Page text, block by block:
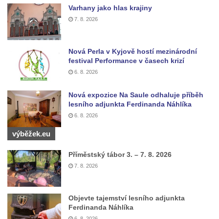
Kašna na návsi ve Strupčicích
Studna u kostela Narození Panny Marie v
Libochovanech
Kašna na náměstí Tomáše Garrigue
Masaryka v České Lípě
Kašna na Mírovém náměstí v Postoloprtech
Bývalá kašna u křižovatky v Mostecké ulici
před domem čp. 2150 v Litvínově
Kamenná nádrž na vodu před kostelem
svatých Šimona a Judy v Lipové u Šluknova
Kašna na náměstí ve Chřibské
Kašna v bývalém parku ve Sládkově ulici u
Domova seniorů v České Kamenici
Fontána u podchodu na konci promenády u
hlavního nádraží v Ústí nad Labem
Varhany jako hlas krajiny
7. 8. 2026
Nová Perla v Kyjově hostí mezinárodní
festival Performance v časech krizí
6. 8. 2026
Nová expozice Na Saule odhaluje příběh
lesního adjunkta Ferdinanda Náhlíka
6. 8. 2026
výběžek.eu
Příměstský tábor 3. – 7. 8. 2026
7. 8. 2026
Objevte tajemství lesního adjunkta
Ferdinanda Náhlíka